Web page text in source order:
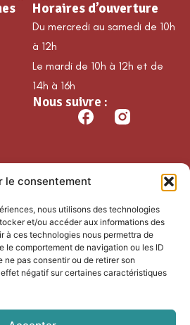
le consentement
nous utilisons des technologies
et/ou accéder aux informations des
à ces technologies nous permettra de
le comportement de navigation ou les ID
ne pas consentir ou de retirer son
négatif sur certaines caractéristiques
Horaires d’ouverture
Du mercredi au samedi de 10h
à 12h
Le mardi de 10h à 12h et de
14h à 16h
Nous suivre :